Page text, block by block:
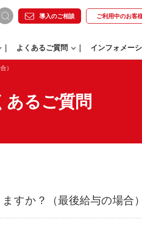
導入のご相談 ご利用中のお客
よくあるご質問 インフォメー
）
あるご質問
すか？（最後給与の場合